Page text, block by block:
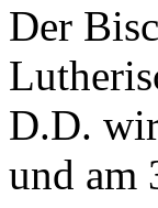
Der
D.D.
und am